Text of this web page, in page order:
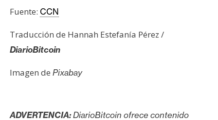
Fuente: CCN
Traducción de Hannah Estefanía Pérez /
DiarioBitcoin
Imagen de Pixabay
ADVERTENCIA:DiarioBitcoin ofrece contenido